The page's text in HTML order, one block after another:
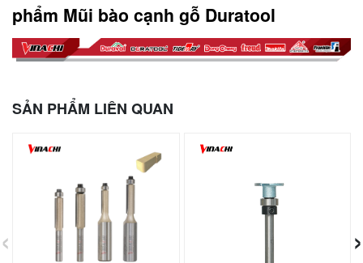
phẩm Mũi bào cạnh gỗ Duratool
SẢN PHẨM LIÊN QUAN
‹ ›